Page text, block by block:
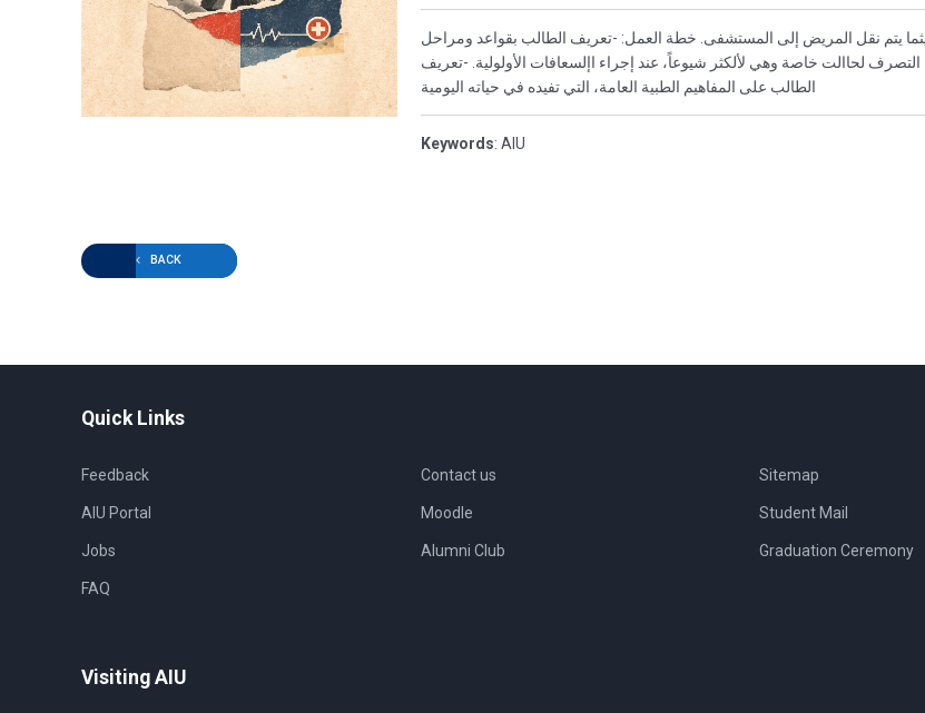
يتم نقل المريض إلى المستشفى. خطة العمل: -تعريف الطالب بقواعد ومراحل
لحاالت خاصة وهي لألكثر شيوعاً، عند إجراء اإلسعافات الأولولية. -تعريف
الطالب على المفاهيم الطبية العامة، التي تفيده في حياته اليومية
Keywords: AIU
BACK
Quick Links
Feedback
AIU Portal
Jobs
Contact us
Moodle
Alumni Club
Sitemap
Student Mail
Graduation Ceremony
FAQ
Visiting AIU